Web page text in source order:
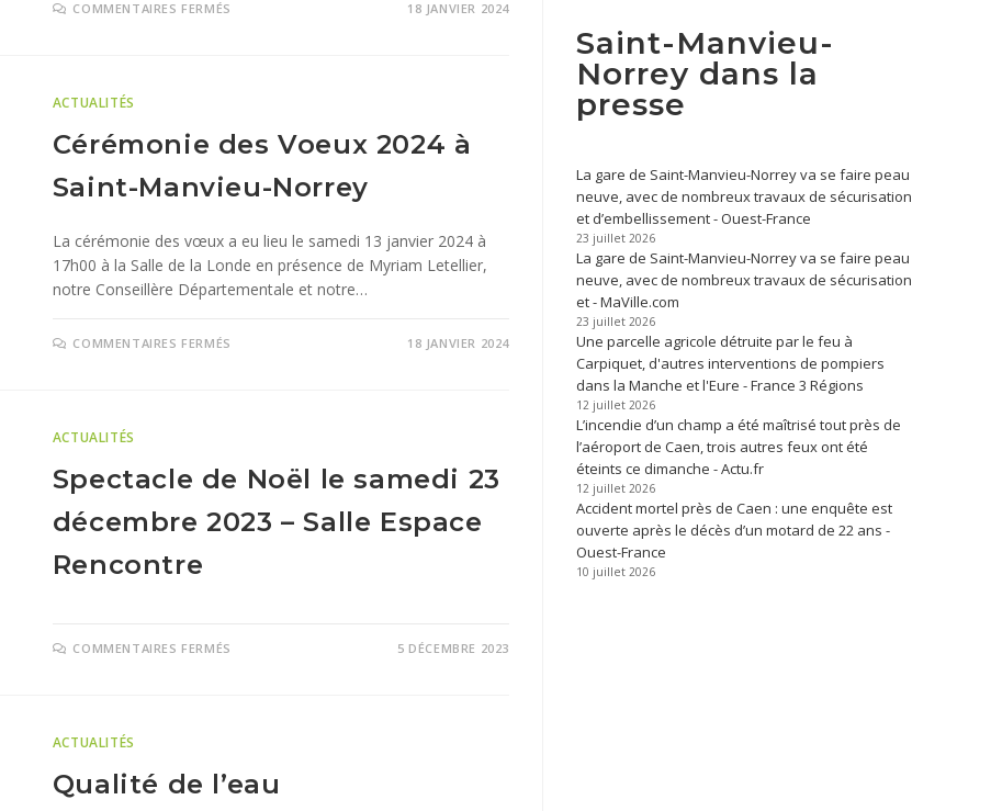
COMMENTAIRES FERMÉS 18 JANVIER 2024
ACTUALITÉS
Cérémonie des Voeux 2024 à
Saint-Manvieu-Norrey
La cérémonie des vœux a eu lieu le samedi 13 janvier 2024 à
17h00 à la Salle de la Londe en présence de Myriam Letellier,
notre Conseillère Départementale et notre…
COMMENTAIRES FERMÉS 18 JANVIER 2024
ACTUALITÉS
Spectacle de Noël le samedi 23
décembre 2023 – Salle Espace
Rencontre
COMMENTAIRES FERMÉS 5 DÉCEMBRE 2023
ACTUALITÉS
Qualité de l’eau
Saint-Manvieu-
Norrey dans la
presse
La gare de Saint-Manvieu-Norrey va se faire peau
neuve, avec de nombreux travaux de sécurisation
et d’embellissement - Ouest-France
23 juillet 2026
La gare de Saint-Manvieu-Norrey va se faire peau
neuve, avec de nombreux travaux de sécurisation
et - MaVille.com
23 juillet 2026
Une parcelle agricole détruite par le feu à
Carpiquet, d'autres interventions de pompiers
dans la Manche et l'Eure - France 3 Régions
12 juillet 2026
L’incendie d’un champ a été maîtrisé tout près de
l’aéroport de Caen, trois autres feux ont été
éteints ce dimanche - Actu.fr
12 juillet 2026
Accident mortel près de Caen : une enquête est
ouverte après le décès d’un motard de 22 ans -
Ouest-France
10 juillet 2026